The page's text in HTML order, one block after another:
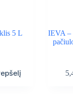
5 L
IEVA –